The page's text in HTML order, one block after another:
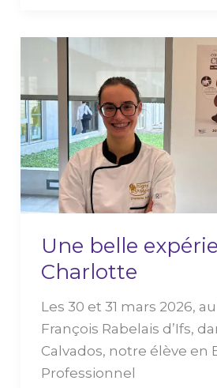
Une belle
Charlotte
Les 30 et 31 mars 2026,
François Rabelais d’Ifs,
Calvados, notre élève en
Professionnel
Une
expérience
pour
Charlotte